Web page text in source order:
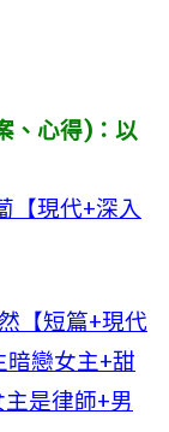
、心得)：以
【現代+深入
【短篇+現代
暗戀女主+甜
是律師+男